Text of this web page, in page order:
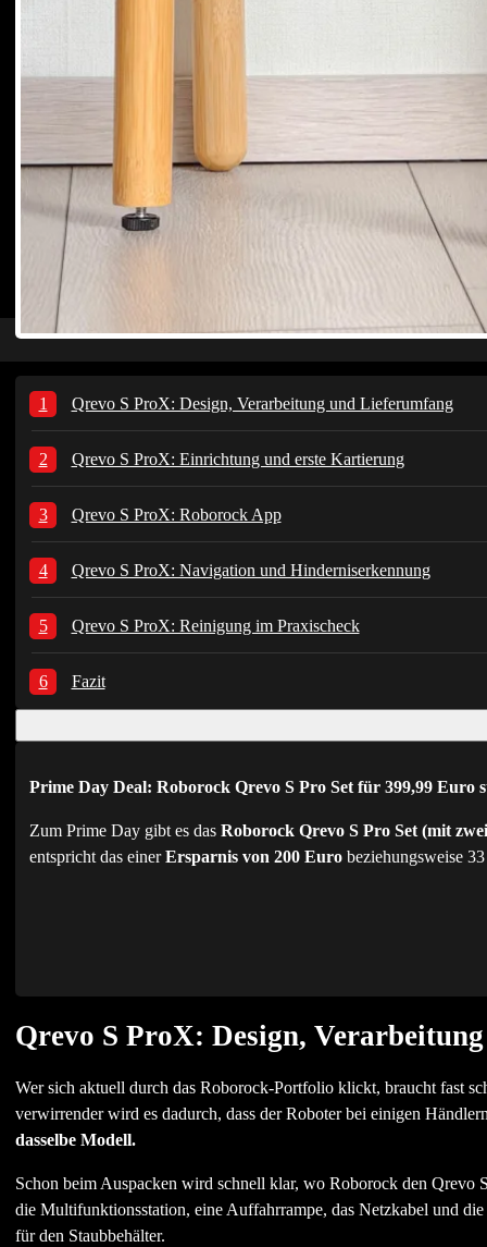
Qrevo S ProX: Design, Verarbeitung und Lieferumfang
Qrevo S ProX: Einrichtung und erste Kartierung
Qrevo S ProX: Roborock App
Qrevo S ProX: Navigation und Hinderniserkennung
Qrevo S ProX: Reinigung im Praxischeck
Fazit
Prime Day Deal: Roborock Qrevo S Pro Set für 399,99 Euro
Zum Prime Day gibt es das Roborock Qrevo S Pro Set (mit
entspricht das einerErsparnis von 200 Euro beziehungsweise
Qrevo S ProX: Design,
Wer sich aktuell durch das Roborock-Portfolio klickt, braucht fast
verwirrender wird es dadurch, dass der Roboter bei einigen
dasselbe Modell.
Schon beim Auspacken wird schnell klar, wo Roborock den Qrevo
die Multifunktionsstation, eine Auffahrrampe, das Netzkabel und
für den Staubbehälter.